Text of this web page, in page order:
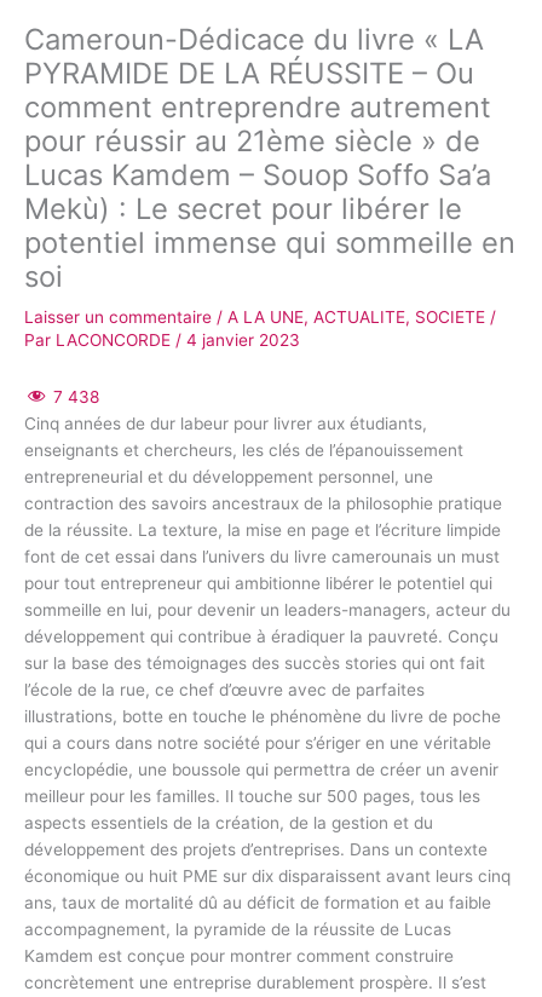
Cameroun-Dédicace du livre « LA
PYRAMIDE DE LA RÉUSSITE – Ou
comment entreprendre autrement
pour réussir au 21ème siècle » de
Lucas Kamdem – Souop Soffo Sa’a
Mekù) : Le secret pour libérer le
potentiel immense qui sommeille en
soi
Laisser un commentaire / A LA UNE, ACTUALITE, SOCIETE /
Par LACONCORDE / 4 janvier 2023
7 438
Cinq années de dur labeur pour livrer aux étudiants,
enseignants et chercheurs, les clés de l’épanouissement
entrepreneurial et du développement personnel, une
contraction des savoirs ancestraux de la philosophie pratique
de la réussite. La texture, la mise en page et l’écriture limpide
font de cet essai dans l’univers du livre camerounais un must
pour tout entrepreneur qui ambitionne libérer le potentiel qui
sommeille en lui, pour devenir un leaders-managers, acteur du
développement qui contribue à éradiquer la pauvreté. Conçu
sur la base des témoignages des succès stories qui ont fait
l’école de la rue, ce chef d’œuvre avec de parfaites
illustrations, botte en touche le phénomène du livre de poche
qui a cours dans notre société pour s’ériger en une véritable
encyclopédie, une boussole qui permettra de créer un avenir
meilleur pour les familles. Il touche sur 500 pages, tous les
aspects essentiels de la création, de la gestion et du
développement des projets d’entreprises. Dans un contexte
économique ou huit PME sur dix disparaissent avant leurs cinq
ans, taux de mortalité dû au déficit de formation et au faible
accompagnement, la pyramide de la réussite de Lucas
Kamdem est conçue pour montrer comment construire
concrètement une entreprise durablement prospère. Il s’est